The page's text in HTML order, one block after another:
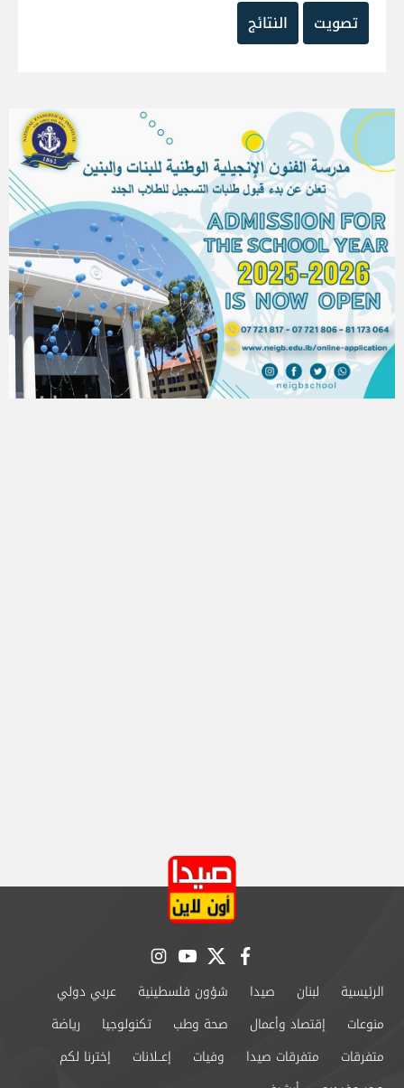
تصويت
النتائج
facebook
twitter
youtube
instagram
الرئيسية لبنان صيدا شؤون فلسطينية
عربي دولي
منوعات
إقتصاد وأعمال صحة وطب تكنولوجيا
رياضة
متفرقات
متفرقات صيدا وفيات إعــلانات
إخترنا لكم